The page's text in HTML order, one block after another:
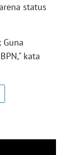
status
Guna
kata